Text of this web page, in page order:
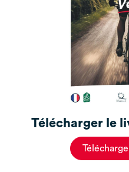
Télécharger le